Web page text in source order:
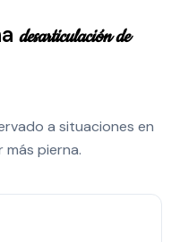
desarticulación de
a situaciones en
más pierna.